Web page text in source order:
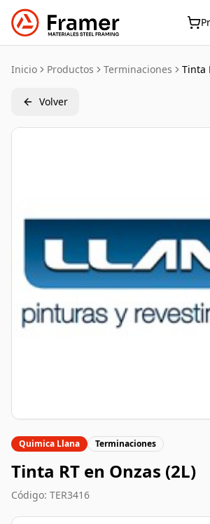
Inicio Productos Terminaciones Tinta
Volver
Quimica Llana Terminaciones
Tinta RT en Onzas (2L)
Código: TER3416